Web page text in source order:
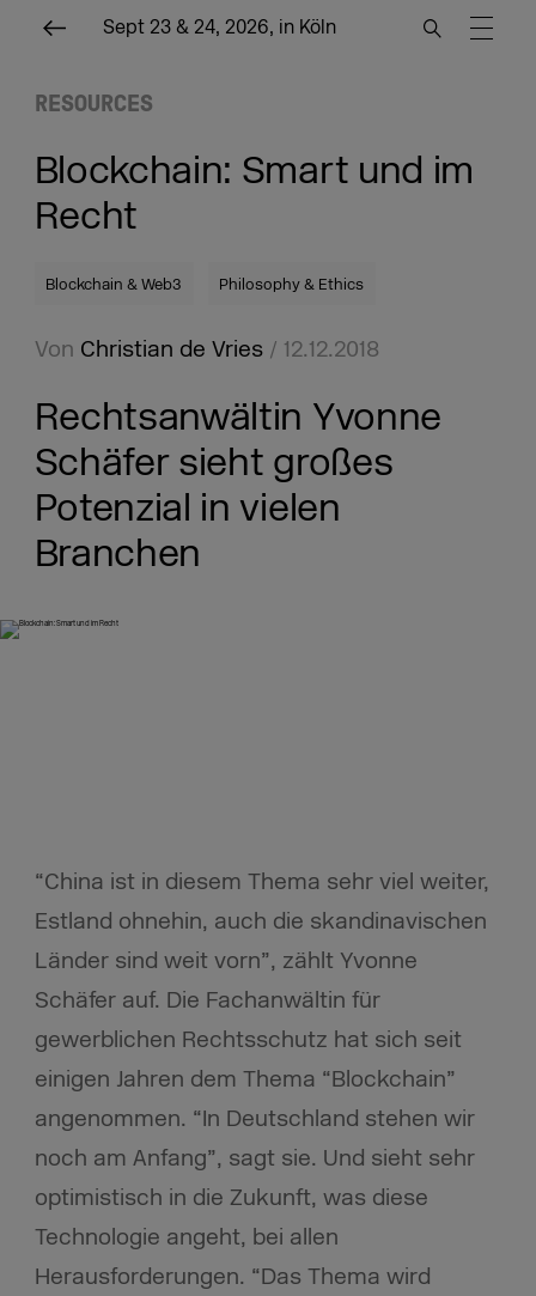
Sept 23 & 24, 2026, in Köln
RESOURCES
Blockchain: Smart und im
Recht
Blockchain & Web3 Philosophy & Ethics
Von Christian de Vries/ 12.12.2018
Rechtsanwältin Yvonne
Schäfer sieht großes
Potenzial in vielen
Branchen
“China ist in diesem Thema sehr viel weiter,
Estland ohnehin, auch die skandinavischen
Länder sind weit vorn”, zählt Yvonne
Schäfer auf. Die Fachanwältin für
gewerblichen Rechtsschutz hat sich seit
einigen Jahren dem Thema “Blockchain”
angenommen. “In Deutschland stehen wir
noch am Anfang”, sagt sie. Und sieht sehr
optimistisch in die Zukunft, was diese
Technologie angeht, bei allen
Herausforderungen. “Das Thema wird